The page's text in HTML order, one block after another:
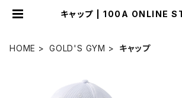
キャップ | 100A ONLINE
HOME GOLD'S GYM キャップ